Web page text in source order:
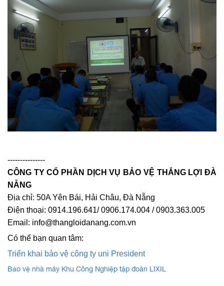
---------------
CÔNG TY CỔ PHẦN DỊCH VỤ BẢO VỆ THẮNG LỢI ĐÀ
NẴNG
Địa chỉ: 50A Yên Bái, Hải Châu, Đà Nẵng
Điện thoại: 0914.196.641/ 0906.174.004 / 0903.363.005
Email: info@thangloidanang.com.vn
Có thể bạn quan tâm:
Triển khai bảo vệ công ty uni President
Bảo vệ nhà máy Khu Công Nghiệp tập đoàn LIXIL